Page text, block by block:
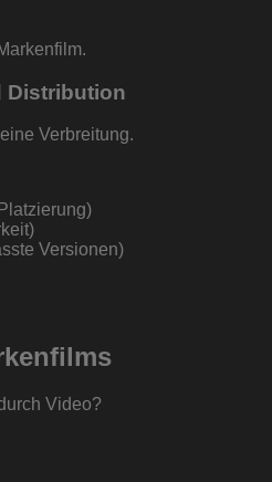
Distribution
Verbreitung.
Versionen)
Video?